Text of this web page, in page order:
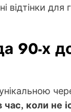
відтінки для
90-х
час, коли не